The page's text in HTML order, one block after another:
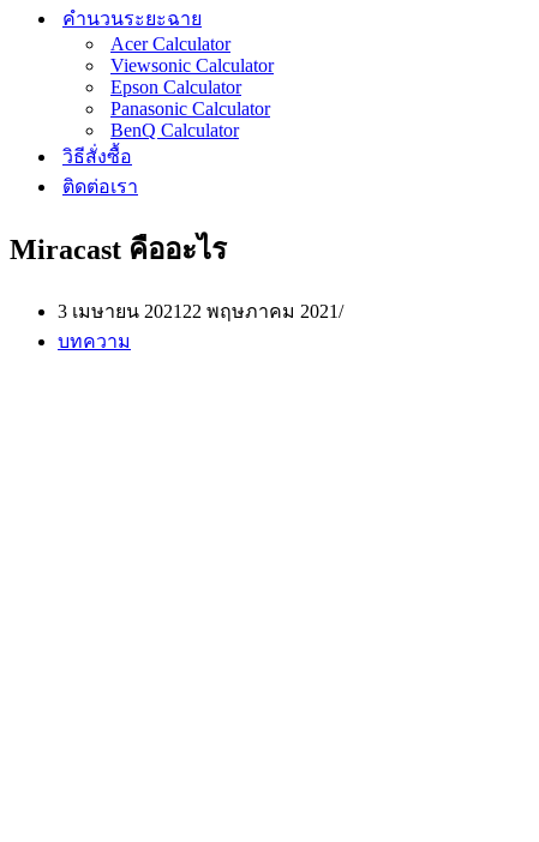
คำนวนระยะฉาย
Acer Calculator
Viewsonic Calculator
Epson Calculator
Panasonic Calculator
BenQ Calculator
วิธีสั่งซื้อ
ติดต่อเรา
Miracast คืออะไร
3 เมษายน 2021 22 พฤษภาคม 2021
บทความ